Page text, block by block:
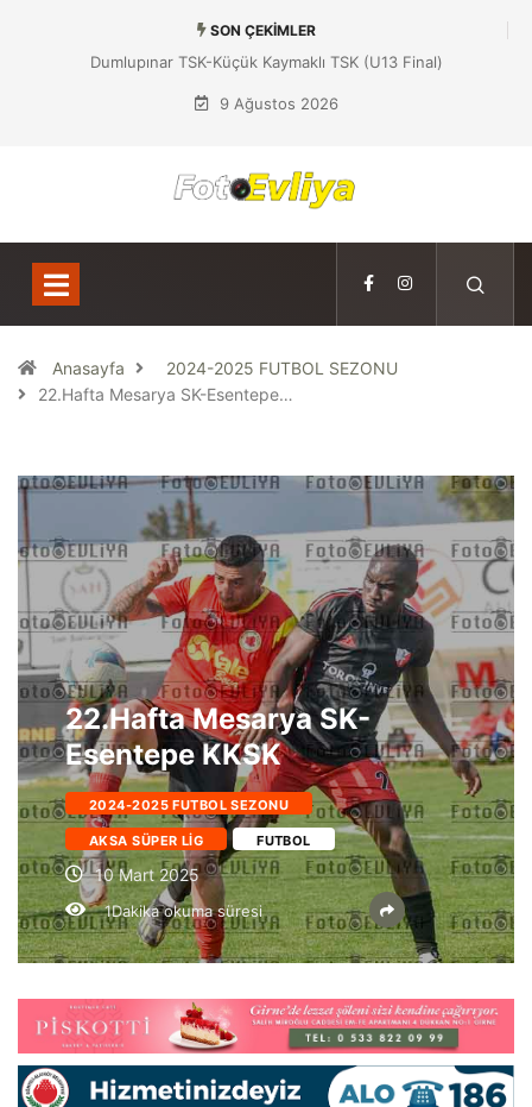
SON ÇEKIMLER
Dumlupınar TSK-Küçük Kaymaklı TSK (U13 Final)
9 Ağustos 2026
Anasayfa
2024-2025 FUTBOL SEZONU
22.Hafta Mesarya SK-Esentepe…
22.Hafta Mesarya SK-
Esentepe KKSK
2024-2025 FUTBOL SEZONU
AKSA SÜPER LIG FUTBOL
10 Mart 2025
1Dakika okuma süresi